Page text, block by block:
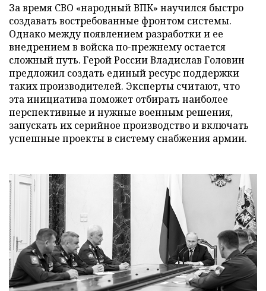
За время СВО «народный ВПК» научился быстро
создавать востребованные фронтом системы.
Однако между появлением разработки и ее
внедрением в войска по-прежнему остается
сложный путь. Герой России Владислав Головин
предложил создать единый ресурс поддержки
таких производителей. Эксперты считают, что
эта инициатива поможет отбирать наиболее
перспективные и нужные военным решения,
запускать их серийное производство и включать
успешные проекты в систему снабжения армии.